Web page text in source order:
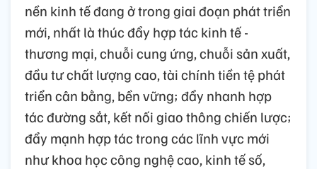
nền kinh tế đang ở trong giai đoạn phát triển
mới, nhất là thúc đẩy hợp tác kinh tế -
thương mại, chuỗi cung ứng, chuỗi sản xuất,
đầu tư chất lượng cao, tài chính tiền tệ phát
triển cân bằng, bền vững; đẩy nhanh hợp
tác đường sắt, kết nối giao thông chiến lược;
đẩy mạnh hợp tác trong các lĩnh vực mới
như khoa học công nghệ cao, kinh tế số,